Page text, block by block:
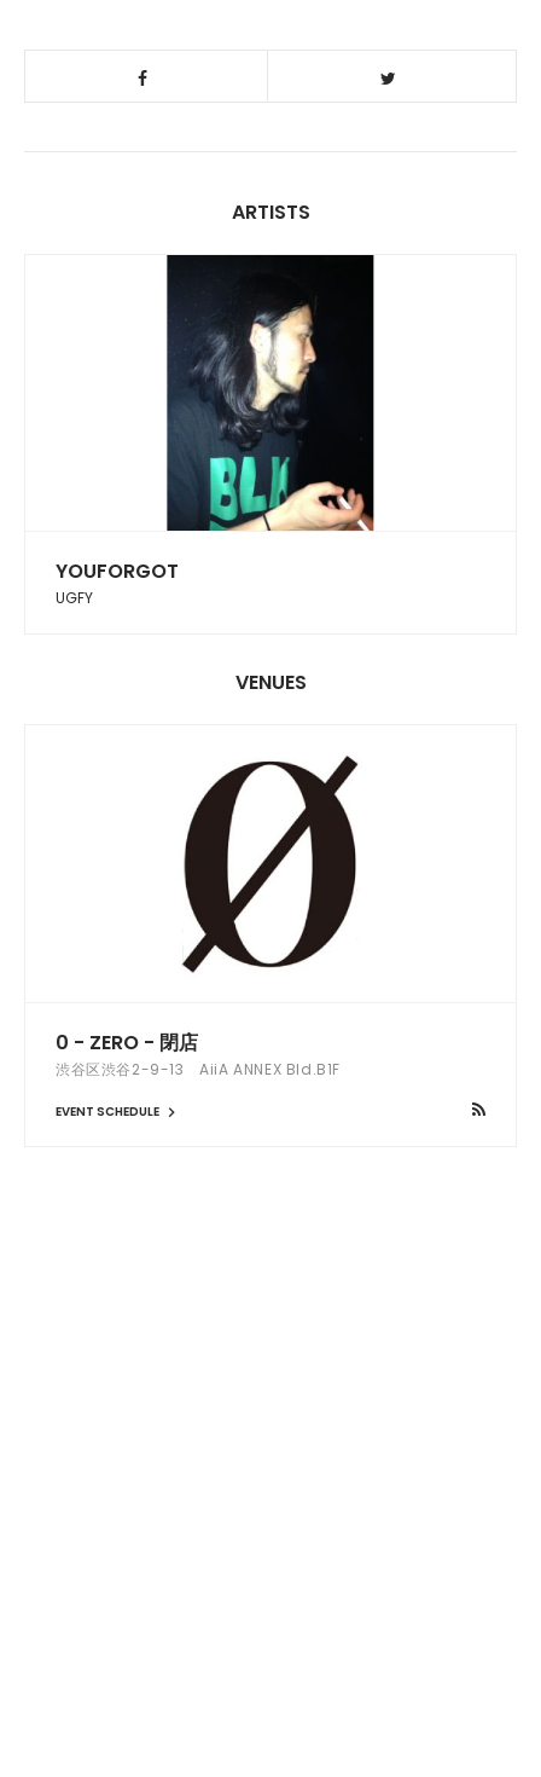
ARTISTS
YOUFORGOT
UGFY
VENUES
0 - ZERO - 閉店
渋谷区渋谷2-9-13 AiiA ANNEX Bld.B1F
EVENT SCHEDULE